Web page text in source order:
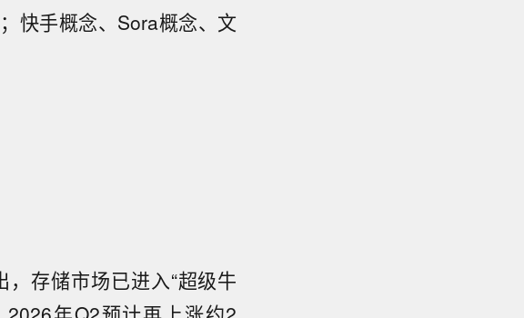
快手概念、Sora概念、文
存储市场已进入“超级牛